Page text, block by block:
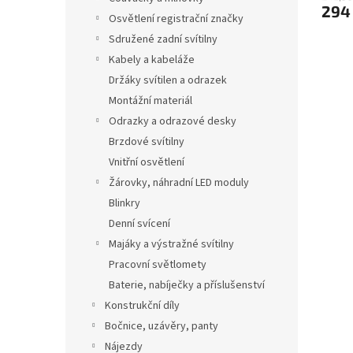
Osvětlení registrační značky
Sdružené zadní svítilny
Kabely a kabeláže
Držáky svítilen a odrazek
Montážní materiál
Odrazky a odrazové desky
Brzdové svítilny
Vnitřní osvětlení
Žárovky, náhradní LED moduly
Blinkry
Denní svícení
Majáky a výstražné svítilny
Pracovní světlomety
Baterie, nabíječky a příslušenství
Konstrukční díly
Bočnice, uzávěry, panty
Nájezdy
294